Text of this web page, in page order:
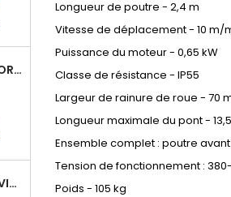
PATIN ROULEUR TOR CRA-4 : 6T
TREUIL MANUEL À VIS SANS FIN VS500, 0,5TX25M
Longueur de poutre - 2,4 m
Vitesse de déplacement - 10 m/
Puissance du moteur - 0,65 kW
Classe de résistance - IP55
Largeur de rainure de roue - 70
Longueur maximale du pont -
Ensemble complet : poutre
Tension de fonctionnement : 380-
Poids - 105 kg